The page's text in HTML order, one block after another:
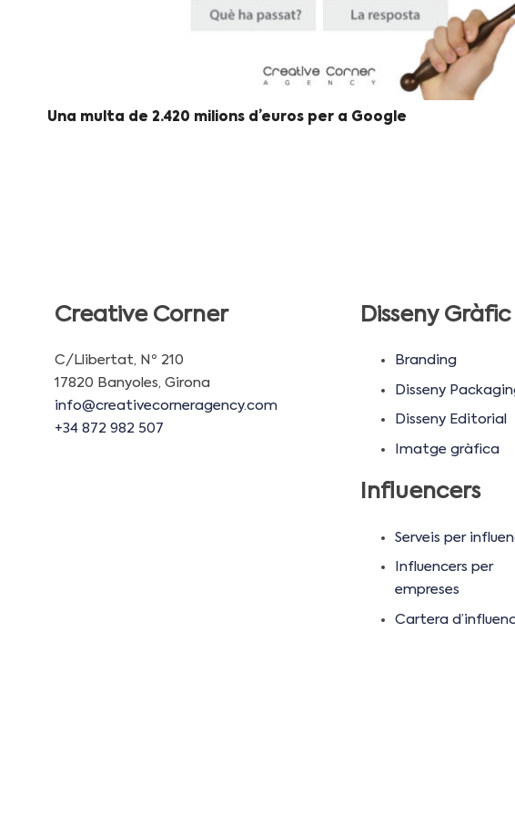
Una multa de 2.420 milions d’euros per a Google
Creative Corner
C/Llibertat, Nº 210
17820 Banyoles, Girona
info@creativecorneragency.com
+34 872 982 507
Disseny Gràfic
Branding
Disseny
Disseny Editorial
Imatge gràfica
Influencers
Serveis per
Influencers per
empreses
Cartera